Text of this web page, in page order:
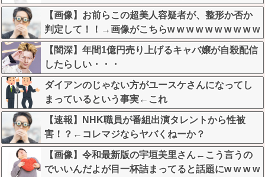
w w w w
【画像】お前らこの超美人容疑者が、整形か否か
判定して！！→画像がこちらw w w w w w w w w w
【闇深】年間1億円売り上げるキャバ嬢が自殺配信
したらしい・・・
ダイアンのじゃない方がユースケさんになってし
まっているという事実←これ
【速報】NHK職員が番組出演タレントから性被
害！？←コレマジならヤバくねーか？
【画像】令和最新版の宇垣美里さん←こう言うの
でいいんだよが目一杯詰まってると話題にw w w w